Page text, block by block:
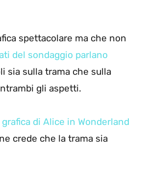
spettacolare ma che non
del sondaggio parlano
sia sulla trama che sulla
gli aspetti.
di Alice in Wonderland
crede che la trama sia